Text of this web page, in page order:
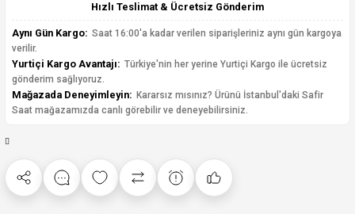
Hızlı Teslimat & Ücretsiz Gönderim
Aynı Gün Kargo: Saat 16:00'a kadar verilen siparişleriniz aynı gün kargoya
verilir.
Yurtiçi Kargo Avantajı: Türkiye'nin her yerine Yurtiçi Kargo ile ücretsiz
gönderim sağlıyoruz.
Mağazada Deneyimleyin: Kararsız mısınız? Ürünü İstanbul'daki Safir
Saat mağazamızda canlı görebilir ve deneyebilirsiniz.